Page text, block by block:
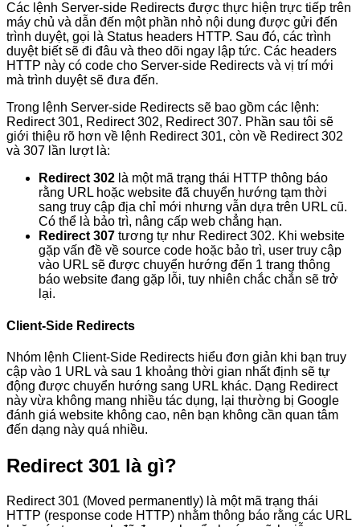
Các lệnh Server-side Redirects được thực hiện trực tiếp trên
máy chủ và dẫn đến một phần nhỏ nội dung được gửi đến
trình duyệt, gọi là Status headers HTTP. Sau đó, các trình
duyệt biết sẽ đi đâu và theo dõi ngay lập tức. Các headers
HTTP này có code cho Server-side Redirects và vị trí mới
mà trình duyệt sẽ đưa đến.
Trong lệnh Server-side Redirects sẽ bao gồm các lệnh:
Redirect 301, Redirect 302, Redirect 307. Phần sau tôi sẽ
giới thiệu rõ hơn về lệnh Redirect 301, còn về Redirect 302
và 307 lần lượt là:
Redirect 302 là một mã trạng thái HTTP thông báo
rằng URL hoặc website đã chuyển hướng tạm thời
sang truy cập địa chỉ mới nhưng vẫn dựa trên URL cũ.
Có thể là bảo trì, nâng cấp web chẳng hạn.
Redirect 307 tương tự như Redirect 302. Khi website
gặp vấn đề về source code hoặc bảo trì, user truy cập
vào URL sẽ được chuyển hướng đến 1 trang thông
báo website đang gặp lỗi, tuy nhiên chắc chắn sẽ trở
lại.
Client-Side Redirects
Nhóm lệnh Client-Side Redirects hiểu đơn giản khi bạn truy
cập vào 1 URL và sau 1 khoảng thời gian nhất định sẽ tự
động được chuyển hướng sang URL khác. Dạng Redirect
này vừa không mang nhiều tác dụng, lại thường bị Google
đánh giá website không cao, nên bạn không cần quan tâm
đến dạng này quá nhiều.
Redirect 301 là gì?
Redirect 301 (Moved permanently) là một mã trạng thái
HTTP (response code HTTP) nhằm thông báo rằng các URL